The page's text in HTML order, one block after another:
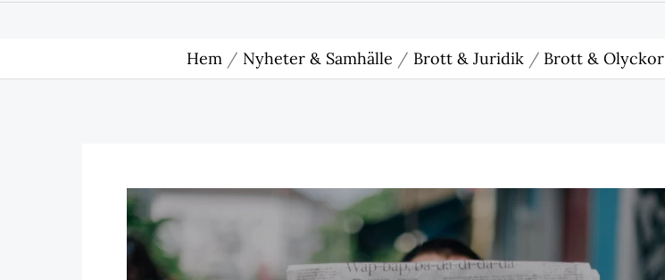
Hem Nyheter & Samhälle Brott & Juridik Brott & Olyckor